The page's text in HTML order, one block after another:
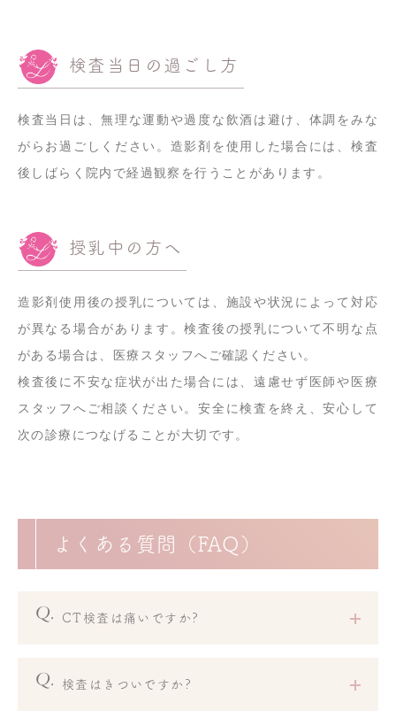
検査当日の過ごし方
検査当日は、無理な運動や過度な飲酒は避け、体調をみな
がらお過ごしください。造影剤を使用した場合には、検査
後しばらく院内で経過観察を行うことがあります。
授乳中の方へ
造影剤使用後の授乳については、施設や状況によって対応
が異なる場合があります。検査後の授乳について不明な点
がある場合は、医療スタッフへご確認ください。
検査後に不安な症状が出た場合には、遠慮せず医師や医療
スタッフへご相談ください。安全に検査を終え、安心して
次の診療につなげることが大切です。
よくある質問（FAQ）
CT検査は痛いですか?
検査はきついですか?